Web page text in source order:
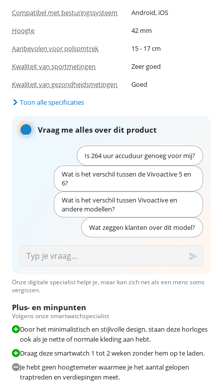
Compatibel met besturingssysteem
Android, iOS
Hoogte
42 mm
Aanbevolen voor polsomtrek
15 - 17 cm
Kwaliteit van sportmetingen
Zeer goed
Kwaliteit van gezondheidsmetingen
Goed
Toon alle specificaties
Vraag me alles over dit product
Is 264 uur accuduur genoeg voor mij?
Wat is het verschil tussen de Vivoactive 5 en
6?
Wat is het verschil tussen Vivoactive en
andere modellen?
Wat zeggen klanten over dit model?
Onze digitale specialist helpt je, maar kan zich net als een mens soms
vergissen.
Plus- en minpunten
Volgens onze smartwatchspecialist
Door het minimalistisch en stijlvolle design, staan deze horloges
ook als je nette of normale kleding aan hebt.
Draag deze smartwatch 1 tot 2 weken zonder hem op te laden.
Je hebt geen hoogtemeter waarmee je het aantal gelopen
traptreden en verdiepingen meet.